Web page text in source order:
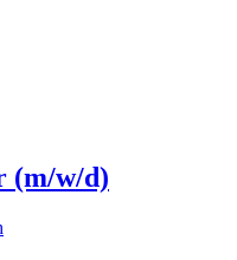
(m/w/d)